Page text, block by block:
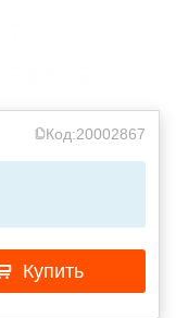
Код:20002867
Купить